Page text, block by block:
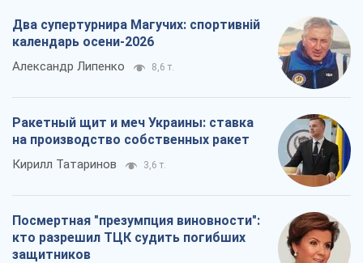
Два супертурнира Магучих: спортивній
календарь осени-2026
Александр Липенко 8,6 т.
Ракетный щит и меч Украины: ставка
на производство собственных ракет
Кирилл Татаринов 3,6 т.
Посмертная "презумпция виновности":
кто разрешил ТЦК судить погибших
защитников